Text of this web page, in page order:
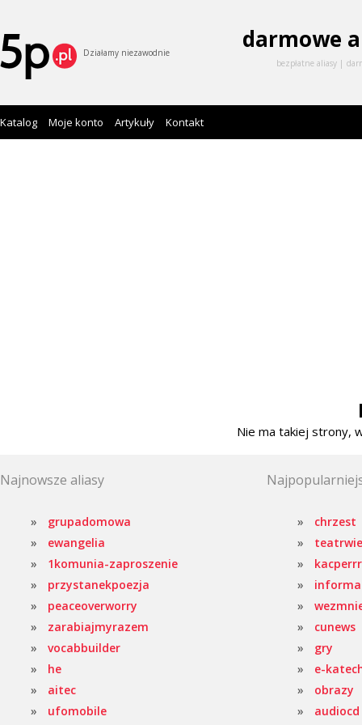
Działamy niezawodnie darmowe
bezpłatne aliasy
Katalog Moje konto Artykuły Kontakt
Nie ma takiej strony,
Najnowsze aliasy
grupadomowa
ewangelia
1komunia-zaproszenie
przystanekpoezja
peaceoverworry
zarabiajmyrazem
vocabbuilder
he
aitec
ufomobile
chrzest
cunews
gry
e-
obrazy
audiocd